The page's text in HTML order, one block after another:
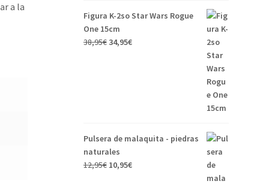
a la
Figura K-2so Star Wars Rogue
One 15cm
38,95€El
34,95€El
Pulsera de malaquita - piedras
naturales
12,95€ El
10,95€El